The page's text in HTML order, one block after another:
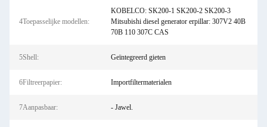
4Toepasselijke modellen:
KOBELCO: SK200-1 SK200-2 SK200-3
Mitsubishi diesel generator erpillar: 307V2 40B
70B 110 307C CAS
5Shell: Geïntegreerd gieten
6Filtreerpapier: Importfiltermaterialen
7Aanpasbaar: - Jawel.